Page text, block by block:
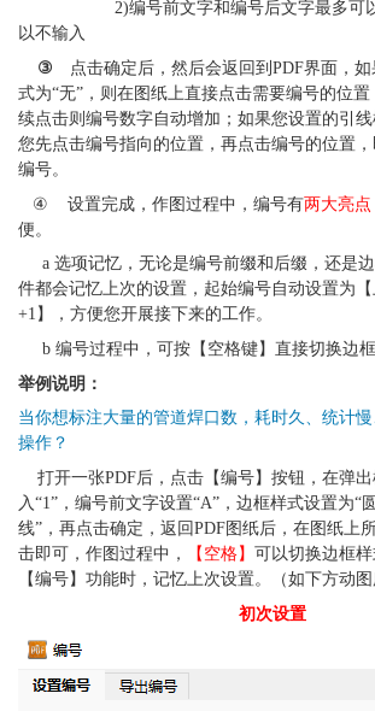
以不输入
③
点击确定后，然后会返回到PDF界面，
式为“无”，则在图纸上直接点击需要编号的位
续点击则编号数字自动增加；如果您设置的引
您先点击编号指向的位置，再点击编号的位置
编号。
   ④
设置完成，作图过程中，编号有两大亮点
便。
件都会记忆上次的设置，起始编号自动设置为
+1】，方便您开展接下来的工作。
b 编号过程中，可按【空格键】直接切换边框
举例说明：
当你想标注大量的管道焊口数，耗时久、统计
操作？
入“1”，编号前文字设置“A”，边框样式设置为“
线”，再点击确定，返回PDF图纸后，在图纸上
击即可，作图过程中，
【空格】 可以切换边框
【编号】功能时，记忆上次设置。（如下方动图
初次设置